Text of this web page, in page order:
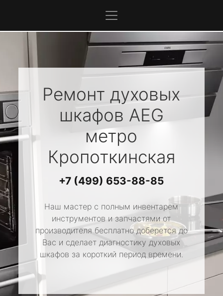
Ремонт духовых
шкафов AEG
метро
Кропоткинская
+7 (499) 653-88-85
Наш мастер с полным инвентарем
инструментов и запчастями от
производителя бесплатно доберется до
Вас и сделает диагностику духовых
шкафов за короткий период времени.